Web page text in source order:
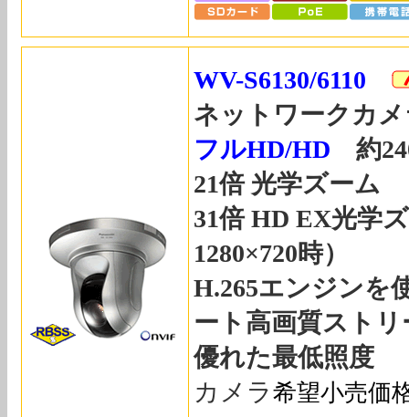
WV-S6130/6110
ネットワークカ
フルHD/HD 約
21倍 光学ズーム
31倍 HD EX光学
1280×720時）
H.265エンジンを
ート高画質スト
優れた最低照度
カメラ希望小売価